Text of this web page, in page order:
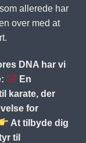
allerede har
over med at
DNA har vi
En
karate, der
for
At tilbyde dig
til